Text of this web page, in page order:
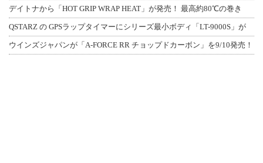
デイトナから「HOT GRIP WRAP HEAT」が発売！ 最高約80℃の巻き
QSTARZ の GPSラップタイマーにシリーズ最小ボディ「LT-9000S」が
ウインズジャパンが「A-FORCE RR チョップドカーボン」を9/10発売！